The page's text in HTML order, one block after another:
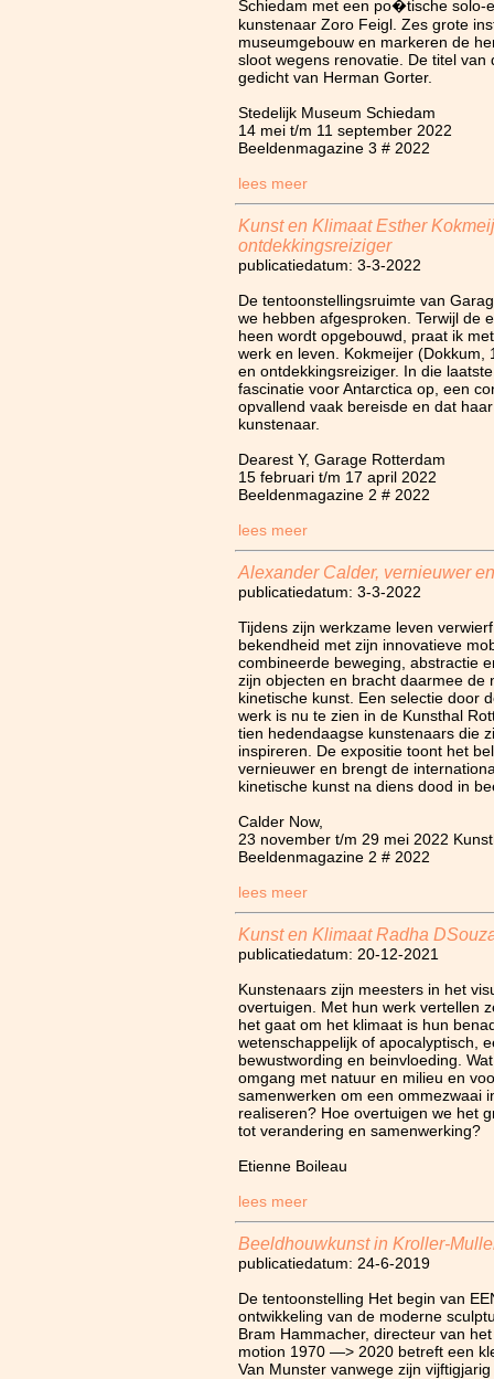
Schiedam met een po�tische solo-
kunstenaar Zoro Feigl. Zes grote
museumgebouw en markeren de
sloot wegens renovatie. De titel
gedicht van Herman Gorter.
Stedelijk Museum Schiedam
14 mei t/m 11 september 2022
Beeldenmagazine 3 # 2022
lees meer
Kunst en Klimaat Esther
ontdekkingsreiziger
publicatiedatum: 3-3-2022
De tentoonstellingsruimte van
we hebben afgesproken. Terwijl de
heen wordt opgebouwd, praat ik
werk en leven. Kokmeijer (Dokkum,
en ontdekkingsreiziger. In die
fascinatie voor Antarctica op, een
opvallend vaak bereisde en dat
kunstenaar.
Dearest Y, Garage Rotterdam
15 februari t/m 17 april 2022
Beeldenmagazine 2 # 2022
lees meer
Alexander Calder, vernieuwer
publicatiedatum: 3-3-2022
Tijdens zijn werkzame leven
bekendheid met zijn innovatieve
combineerde beweging, abstractie
zijn objecten en bracht daarmee de
kinetische kunst. Een selectie door
werk is nu te zien in de Kunsthal
tien hedendaagse kunstenaars die
inspireren. De expositie toont het
vernieuwer en brengt de
kinetische kunst na diens dood in
Calder Now,
23 november t/m 29 mei 2022
Beeldenmagazine 2 # 2022
lees meer
Kunst en Klimaat Radha
publicatiedatum: 20-12-2021
Kunstenaars zijn meesters in het
overtuigen. Met hun werk vertellen
het gaat om het klimaat is hun
wetenschappelijk of apocalyptisch,
bewustwording en beinvloeding.
omgang met natuur en milieu en
samenwerken om een ommezwaai
realiseren? Hoe overtuigen we het
tot verandering en samenwerking?
Etienne Boileau
lees meer
Beeldhouwkunst in Kroller-
publicatiedatum: 24-6-2019
De tentoonstelling Het begin van
ontwikkeling van de moderne
Bram Hammacher, directeur van
motion 1970 ―> 2020 betreft een
Van Munster vanwege zijn